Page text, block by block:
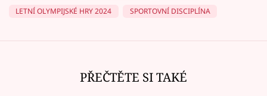
LETNÍ OLYMPIJSKÉ HRY 2024
SPORTOVNÍ DISCIPLÍNA
PŘEČTĚTE SI TAKÉ